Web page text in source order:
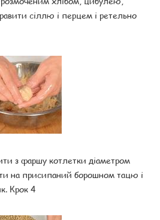
сіллю і перцем і ретельно
з фаршу котлетки діаметром
на присипаний борошном тацю і
Крок 4